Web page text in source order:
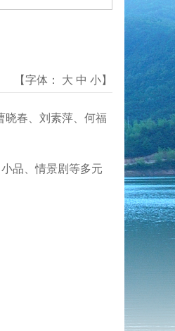
【字体： 大 中 小】
晓春、刘素萍、何福
品、情景剧等多元